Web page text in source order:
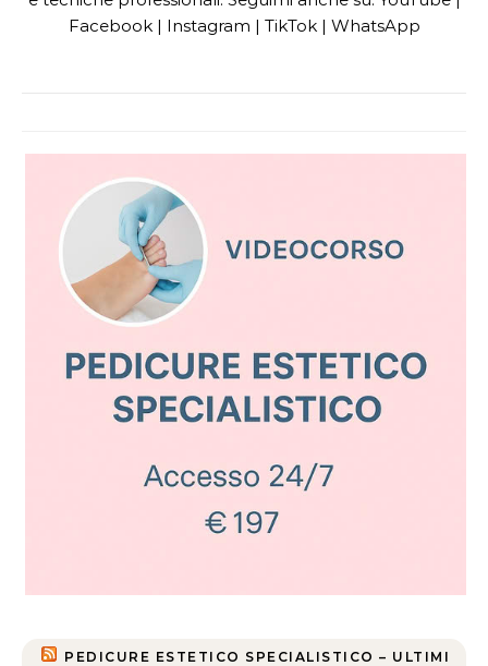
Facebook | Instagram | TikTok | WhatsApp
PEDICURE ESTETICO SPECIALISTICO – ULTIMI